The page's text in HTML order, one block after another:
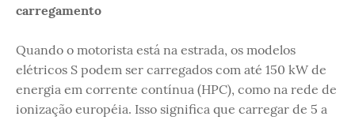
carregamento
Quando o motorista está na estrada, os modelos
elétricos S podem ser carregados com até 150 kW de
energia em corrente contínua (HPC), como na rede de
ionização européia. Isso significa que carregar de 5 a